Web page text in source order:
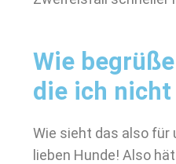
Wie
die ich nicht
Wie sieht das also für
lieben Hunde! Also